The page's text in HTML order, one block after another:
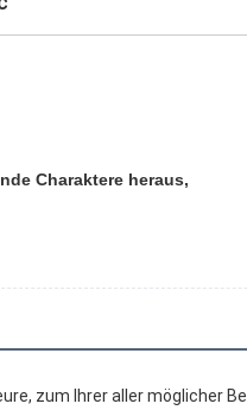
Charaktere heraus,
zum Ihrer aller möglicher